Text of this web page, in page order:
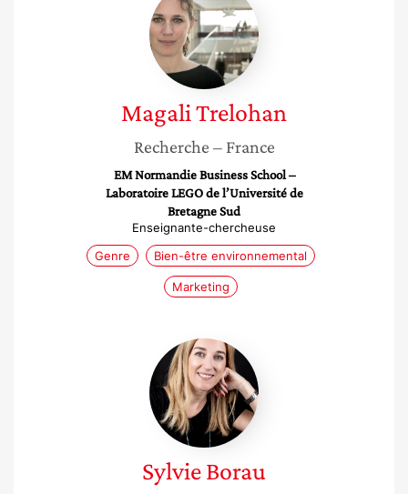
Trelohan
MagaliTrelohan
Recherche – France
EM Normandie Business School –
Laboratoire LEGO de l’Université de
Bretagne Sud
Enseignante-chercheuse
Genre
Bien-être environnemental
Marketing
Sylvie
Borau
SylvieBorau